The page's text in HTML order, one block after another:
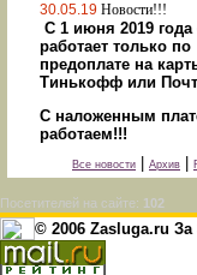
30.05.19 Новости!!!
С 1 июня 2019 года
работает только по
предоплате на
Тинькофф или
С наложенным
работаем!!!
Все новости Архив
Посетителей на сайте: 102
© 2006 Zasluga.ru За